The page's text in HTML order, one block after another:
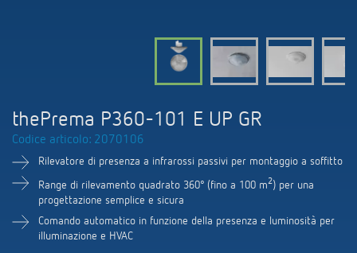
Smart Metering (inglese)
Le app di Theben
Relè passo-passo: l'illuminazione
efficiente e a costi vantaggiosi
Comunicati stampa
Portale BIM
Sostenibilità
Design
Storia
Vicino a voi. L'assistenza tecnica
Come raggiungerci
Distribuzione nel mondo
Organizzazione commerciale
LUXORliving
thePrema P360-101 E UP GR
Codice articolo: 2070106
Rilevatore di presenza a infrarossi passivi per montaggio a soffitto
Range di rilevamento quadrato 360° (fino a 100 m2) per una
progettazione semplice e sicura
Comando automatico in funzione della presenza e luminosità per
illuminazione e HVAC